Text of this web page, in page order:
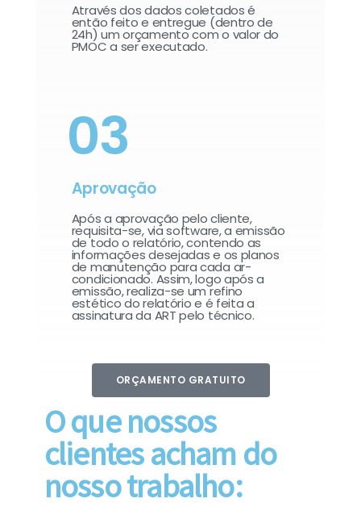
Através dos dados coletados é
então feito e entregue (dentro de
24h) um orçamento com o valor do
PMOC a ser executado.
03
Aprovação
Após a aprovação pelo cliente,
requisita-se, via software, a emissão
de todo o relatório, contendo as
informações desejadas e os planos
de manutenção para cada ar-
condicionado. Assim, logo após a
emissão, realiza-se um refino
estético do relatório e é feita a
assinatura da ART pelo técnico.
ORÇAMENTO GRATUITO
O que nossos
clientes acham do
nosso trabalho: